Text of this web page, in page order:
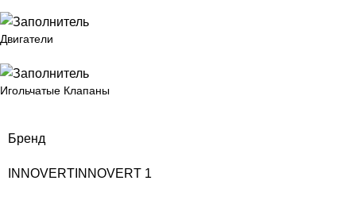
Двигатели
Игольчатые Клапаны
Бренд
INNOVERT INNOVERT 1